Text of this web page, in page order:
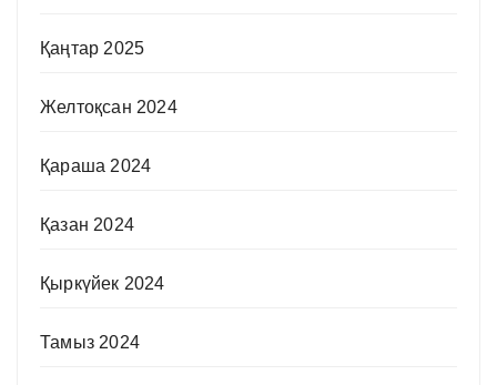
Қаңтар 2025
Желтоқсан 2024
Қараша 2024
Қазан 2024
Қыркүйек 2024
Тамыз 2024